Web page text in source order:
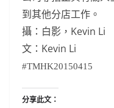
到其他分店工作。
攝：白影，Kevin Li
文：Kevin Li
#TMHK20150415
分享此文：